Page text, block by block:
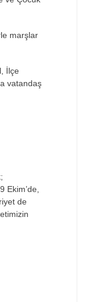
marşlar
İlçe
vatandaş
Ekim’de,
de